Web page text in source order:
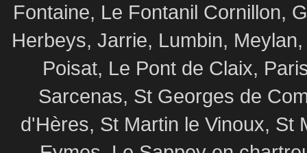
Fontaine, Le Fontanil Cornillon,
Herbeys, Jarrie, Lumbin,
Poisat, Le Pont de Claix,
Sarcenas, St Georges de
d'Hères, St Martin le Vinoux, St